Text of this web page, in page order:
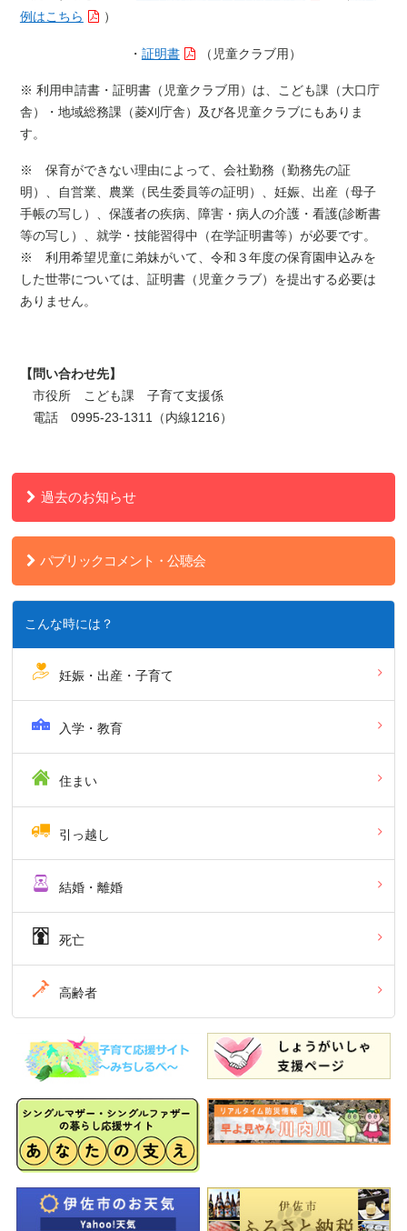
例はこちら
）
・ 証明書 （児童クラブ用）
※ 利用申請書・証明書（児童クラブ用）は、こども課（大口庁
舎）・地域総務課（菱刈庁舎）及び各児童クラブにもありま
す。
※ 保育ができない理由によって、会社勤務（勤務先の証
明）、自営業、農業（民生委員等の証明）、妊娠、出産（母子
手帳の写し）、保護者の疾病、障害・病人の介護・看護(診断書
等の写し）、就学・技能習得中（在学証明書等）が必要です。
※ 利用希望児童に弟妹がいて、令和３年度の保育園申込みを
した世帯については、証明書（児童クラブ）を提出する必要は
ありません。
【問い合わせ先】
市役所 こども課 子育て支援係
電話 0995-23-1311（内線1216）
過去のお知らせ
パブリックコメント・公聴会
こんな時には？
妊娠・出産・子育て
入学・教育
住まい
引っ越し
結婚・離婚
死亡
高齢者